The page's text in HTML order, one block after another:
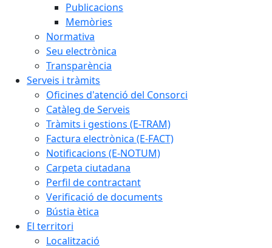
Publicacions
Memòries
Normativa
Seu electrònica
Transparència
Serveis i tràmits
Oficines d'atenció del Consorci
Catàleg de Serveis
Tràmits i gestions (E-TRAM)
Factura electrònica (E-FACT)
Notificacions (E-NOTUM)
Carpeta ciutadana
Perfil de contractant
Verificació de documents
Bústia ètica
El territori
Localització